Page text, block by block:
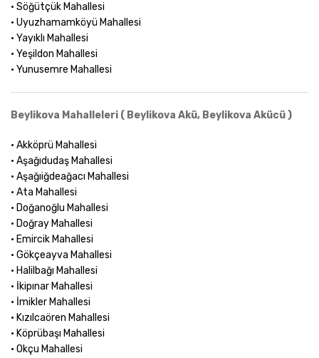
• Söğütçük Mahallesi
• Uyuzhamamköyü Mahallesi
• Yayıklı Mahallesi
• Yeşildon Mahallesi
• Yunusemre Mahallesi
Beylikova Mahalleleri ( Beylikova Akü, Beylikova Akücü )
• Akköprü Mahallesi
• Aşağıdudaş Mahallesi
• Aşağıiğdeağacı Mahallesi
• Ata Mahallesi
• Doğanoğlu Mahallesi
• Doğray Mahallesi
• Emircik Mahallesi
• Gökçeayva Mahallesi
• Halilbağı Mahallesi
• İkipınar Mahallesi
• İmikler Mahallesi
• Kızılcaören Mahallesi
• Köprübaşı Mahallesi
• Okçu Mahallesi